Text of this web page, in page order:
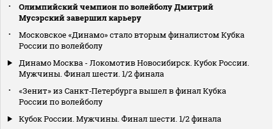
Олимпийский чемпион по волейболу Дмитрий
Мусэрский завершил карьеру
Московское «Динамо» стало вторым финалистом Кубка
России по волейболу
Динамо Москва - Локомотив Новосибирск. Кубок России.
Мужчины. Финал шести. 1/2 финала
«Зенит» из Санкт‑Петербурга вышел в финал Кубка
России по волейболу
Кубок России. Мужчины. Финал шести. 1/2 финала